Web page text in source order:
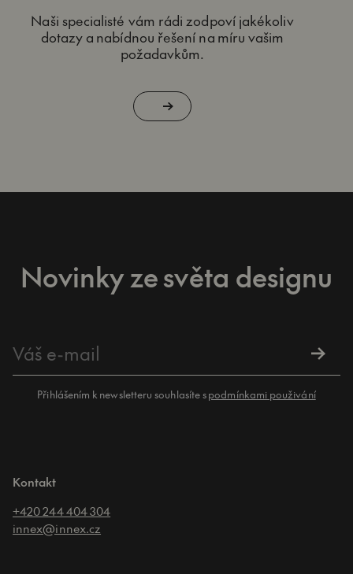
Naši specialisté vám rádi zodpoví jakékoliv
dotazy a nabídnou řešení na míru vašim
požadavkům.
Novinky ze světa designu
Přihlášením k newsletteru souhlasíte spodmínkami použivání
Kontakt
+420 244 404 304
innex@innex.cz